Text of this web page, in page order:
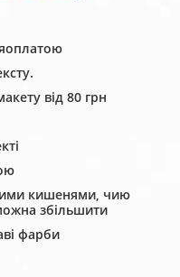
від 80 грн
кишенями, чию
збільшити
фарби